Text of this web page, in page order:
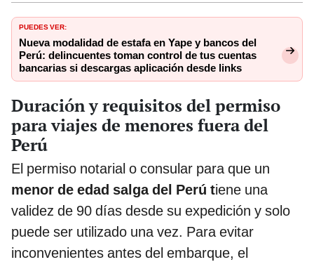
PUEDES VER:
Nueva modalidad de estafa en Yape y bancos del
Perú: delincuentes toman control de tus cuentas
bancarias si descargas aplicación desde links
Duración y requisitos del permiso
para viajes de menores fuera del
Perú
El permiso notarial o consular para que un
menor de edad salga del Perú tiene una
validez de 90 días desde su expedición y solo
puede ser utilizado una vez. Para evitar
inconvenientes antes del embarque, el